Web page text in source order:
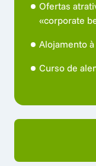
Ofertas
«corporate
Alojamento
Curso de